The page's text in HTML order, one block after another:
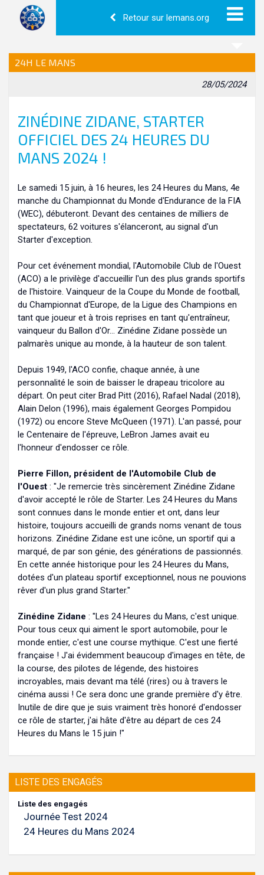
Retour sur lemans.org
24H LE MANS
28/05/2024
ZINÉDINE ZIDANE, STARTER
OFFICIEL DES 24 HEURES DU
MANS 2024 !
Le samedi 15 juin, à 16 heures, les 24 Heures du Mans, 4e
manche du Championnat du Monde d'Endurance de la FIA
(WEC), débuteront. Devant des centaines de milliers de
spectateurs, 62 voitures s'élanceront, au signal d'un
Starter d'exception.
Pour cet événement mondial, l'Automobile Club de l'Ouest
(ACO) a le privilège d'accueillir l'un des plus grands sportifs
de l'histoire. Vainqueur de la Coupe du Monde de football,
du Championnat d'Europe, de la Ligue des Champions en
tant que joueur et à trois reprises en tant qu'entraîneur,
vainqueur du Ballon d'Or... Zinédine Zidane possède un
palmarès unique au monde, à la hauteur de son talent.
Depuis 1949, l'ACO confie, chaque année, à une
personnalité le soin de baisser le drapeau tricolore au
départ. On peut citer Brad Pitt (2016), Rafael Nadal (2018),
Alain Delon (1996), mais également Georges Pompidou
(1972) ou encore Steve McQueen (1971). L'an passé, pour
le Centenaire de l'épreuve, LeBron James avait eu
l'honneur d'endosser ce rôle.
Pierre Fillon, président de l'Automobile Club de
l'Ouest : "Je remercie très sincèrement Zinédine Zidane
d'avoir accepté le rôle de Starter. Les 24 Heures du Mans
sont connues dans le monde entier et ont, dans leur
histoire, toujours accueilli de grands noms venant de tous
horizons. Zinédine Zidane est une icône, un sportif qui a
marqué, de par son génie, des générations de passionnés.
En cette année historique pour les 24 Heures du Mans,
dotées d'un plateau sportif exceptionnel, nous ne pouvions
rêver d'un plus grand Starter."
Zinédine Zidane : "Les 24 Heures du Mans, c'est unique.
Pour tous ceux qui aiment le sport automobile, pour le
monde entier, c'est une course mythique. C'est une fierté
française ! J'ai évidemment beaucoup d'images en tête, de
la course, des pilotes de légende, des histoires
incroyables, mais devant ma télé (rires) ou à travers le
cinéma aussi ! Ce sera donc une grande première d'y être.
Inutile de dire que je suis vraiment très honoré d'endosser
ce rôle de starter, j'ai hâte d'être au départ de ces 24
Heures du Mans le 15 juin !"
LISTE DES ENGAGÉS
Liste des engagés
Journée Test 2024
24 Heures du Mans 2024